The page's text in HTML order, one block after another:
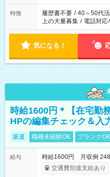
と、もう1つのお仕事の
合は応募できません。
特徴 履歴書不要 / 40～50代
上の大量募集 / 電話対応
気になる！
時給1600円＊【在宅勤
HPの編集チェック＆入
派遣 職種未経験OK ブランクOK
給与
時給1600円 月収例
交通費別途支給あり